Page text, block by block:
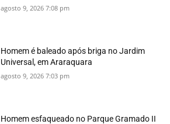
agosto 9, 2026 7:08 pm
Homem é baleado após briga no Jardim
Universal, em Araraquara
agosto 9, 2026 7:03 pm
Homem esfaqueado no Parque Gramado II